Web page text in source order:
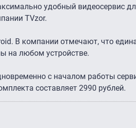
удобный видеосервис
TVzor.
В компании отмечают, что
на любом устройстве.
с началом работы
составляет 2990 рублей.